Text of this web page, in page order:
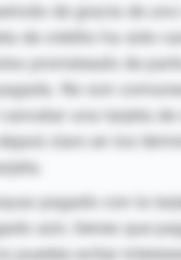
de gracia de uno
de crédito ha sido
prorrateado de
No son
una tarjeta de
claro en los
pagado con la
aún, tienes que
puedes evitar